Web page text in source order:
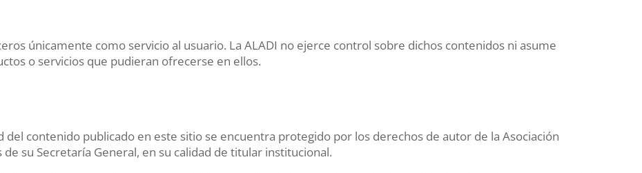
únicamente como servicio al usuario. La ALADI no ejerce control sobre dichos contenidos ni asume
o servicios que pudieran ofrecerse en ellos.
del contenido publicado en este sitio se encuentra protegido por los derechos de autor de la Asociación
su Secretaría General, en su calidad de titular institucional.